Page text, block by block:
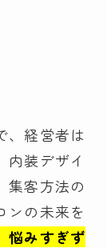
、経営者は
内装デザイ
集客方法の
ンの未来を
悩みすぎず